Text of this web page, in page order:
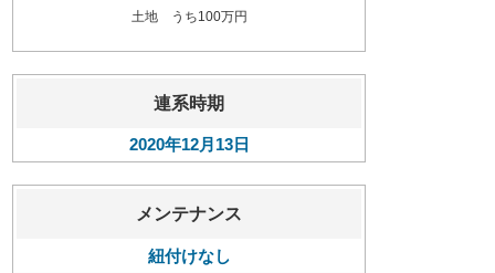
土地 うち100万円
連系時期
2020年12月13日
メンテナンス
紐付けなし